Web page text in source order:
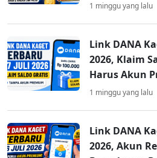
1 minggu yang lalu
Link DANA
2026, Klaim
Harus Akun
1 minggu yang lalu
Link DANA
2026, Akun